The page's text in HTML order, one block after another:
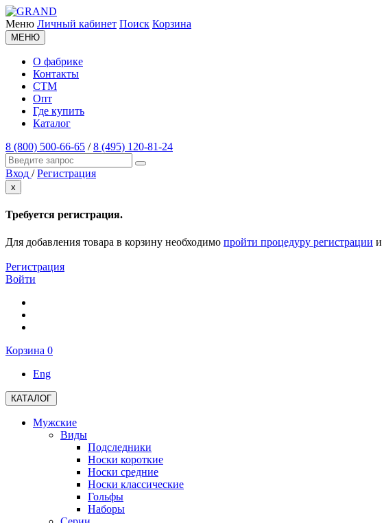
Меню Личный кабинет Поиск Корзина
МЕНЮ
О фабрике
Контакты
СТМ
Опт
Где купить
Каталог
8 (800) 500-66-65 /8 (495) 120-81-24
Вход / Регистрация
x
Требуется регистрация.
Для добавления товара в корзину необходимо пройти процедуру регистрации и
Регистрация
Войти
Корзина 0
Eng
КАТАЛОГ
Мужские
Виды
Подследники
Носки короткие
Носки средние
Носки классические
Гольфы
Наборы